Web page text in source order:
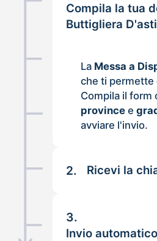
Compila la tua
Buttigliera D'asti
La Messa a
che ti permette
Compila il form
province e
avviare l'invio.
2. Ricevi la
3.
Invio